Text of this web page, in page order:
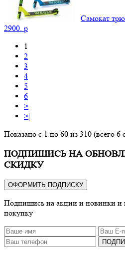
Самокат
2900. p
1
2
3
4
5
6
>
>|
Показано с 1 по 60 из 310 (всего 6
ПОДПИШИСЬ НА
СКИДКУ
ОФОРМИТЬ ПОДПИСКУ
Подпишись на акции и новинки и
покупку